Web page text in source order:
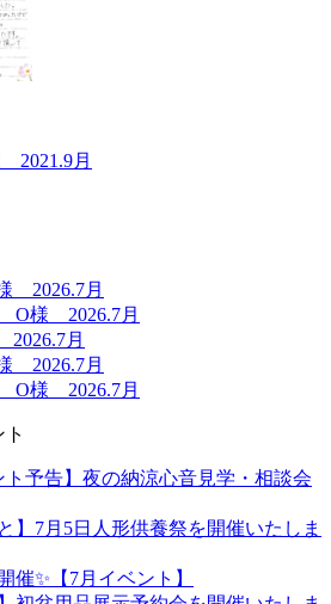
月
2026.7月
O様 2026.7月
月
2026.7月
O様 2026.7月
ト予告】夜の納涼心音見学・相談会
】7月5日人形供養祭を開催いたしま
催✨【7月イベント】